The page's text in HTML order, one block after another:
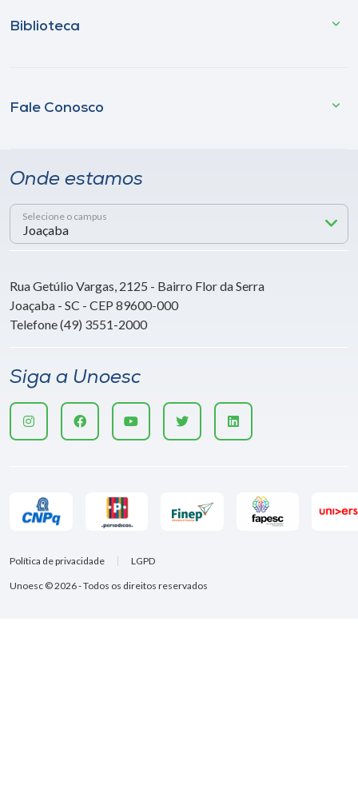
Biblioteca
Fale Conosco
Onde estamos
Selecione o campus
Rua Getúlio Vargas, 2125 - Bairro Flor da Serra
Joaçaba - SC - CEP 89600-000
Telefone (49) 3551-2000
Siga a Unoesc
Unoesc © 2026 - Todos os direitos reservados
Política de privacidade LGPD